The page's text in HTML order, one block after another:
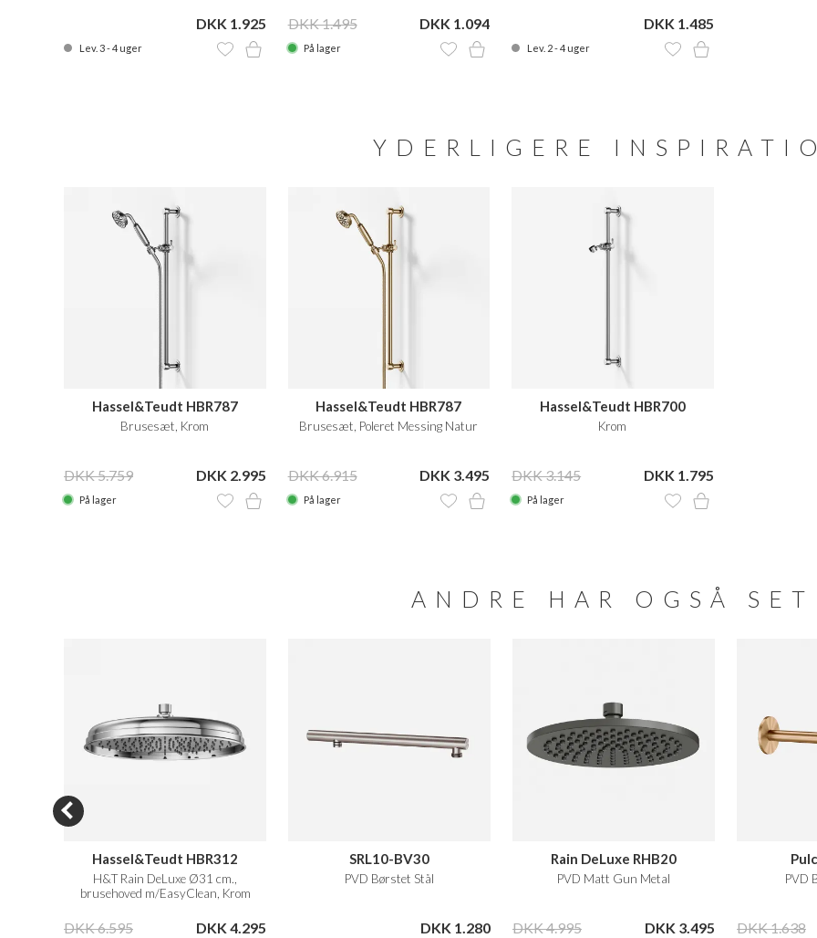
DKK 1.925
Lev. 3 - 4 uger
DKK 1.495 DKK 1.094
På lager
DKK 1.485
Lev. 2 - 4 uger
YDERLIGERE
Hassel&Teudt HBR787
Brusesæt, Krom
DKK 5.759 DKK 2.995
På lager
Hassel&Teudt HBR787
Brusesæt, Poleret Messing Natur
DKK 6.915 DKK 3.495
På lager
Hassel&Teudt HBR700
Krom
DKK 3.145 DKK 1.795
På lager
ANDRE HAR OGSÅ SET
Hassel&Teudt HBR312
H&T Rain DeLuxe Ø31 cm.,
brusehoved m/EasyClean, Krom
DKK 6.595 DKK 4.295
SRL10-BV30
PVD Børstet Stål
DKK 1.280
Rain DeLuxe RHB20
PVD Matt Gun Metal
DKK 4.995 DKK 3.495
PVD
DKK 1.638